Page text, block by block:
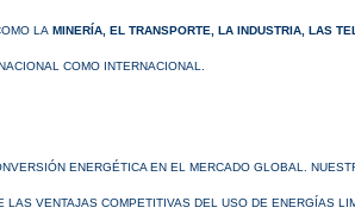
LA MINERÍA, EL TRANSPORTE, LA INDUSTRIA, LAS
COMO INTERNACIONAL.
ENERGÉTICA EN EL MERCADO GLOBAL.
VENTAJAS COMPETITIVAS DEL USO DE ENERGÍAS